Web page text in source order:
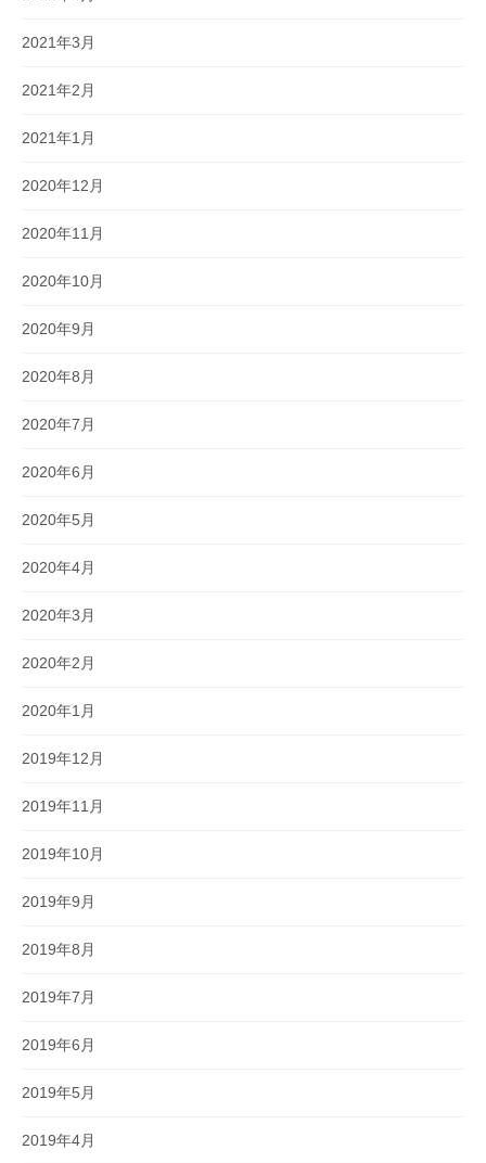
2021年3月
2021年2月
2021年1月
2020年12月
2020年11月
2020年10月
2020年9月
2020年8月
2020年7月
2020年6月
2020年5月
2020年4月
2020年3月
2020年2月
2020年1月
2019年12月
2019年11月
2019年10月
2019年9月
2019年8月
2019年7月
2019年6月
2019年5月
2019年4月